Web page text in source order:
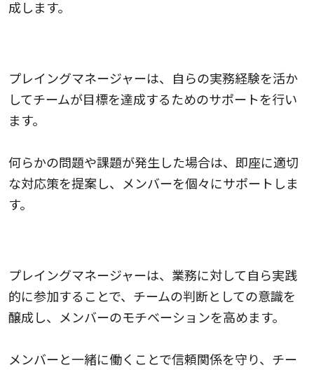
成します。
プレイングマネージャーは、自らの実務経験を活か
してチームが目標を達成するためのサポートを行い
ます。
何らかの問題や課題が発生した場合は、即座に適切
な対応策を提案し、メンバーを個々にサポートしま
す。
プレイングマネージャーは、業務に対して自ら実践
的に参加することで、チームの判断としての意識を
醸成し、メンバーのモチベーションを高めます。
メンバーと一緒に働くことで信頼関係を守り、チー